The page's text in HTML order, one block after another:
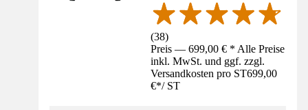
(38)
Preis — 699,00 € * Alle Preise
inkl. MwSt. und ggf. zzgl.
Versandkosten pro ST699,00
€*/ ST